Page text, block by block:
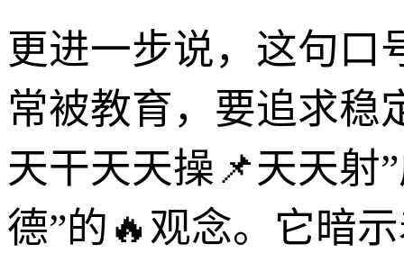
更进一步说，这句口
常被教育，要追求稳
天干天天操📌天天射
德”的🔥观念。它暗